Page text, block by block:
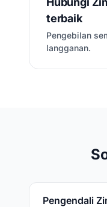
terbaik
Pengebilan
langganan.
Pengendali